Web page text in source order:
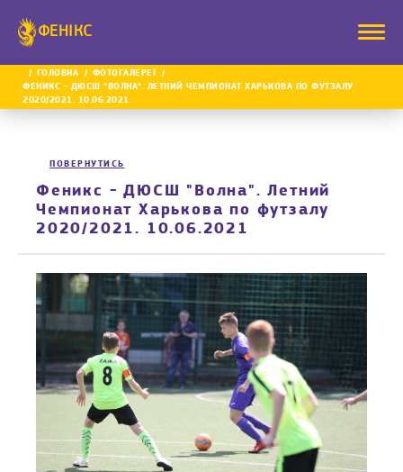
ФЕНІКС
ГОЛОВНА
ФОТОГАЛЕРЕЇ
ФЕНИКС - ДЮСШ "ВОЛНА". ЛЕТНИЙ ЧЕМПИОНАТ ХАРЬКОВА ПО ФУТЗАЛУ
2020/2021. 10.06.2021
ПОВЕРНУТИСЬ
Феникс - ДЮСШ "Волна". Летний
Чемпионат Харькова по футзалу
2020/2021. 10.06.2021